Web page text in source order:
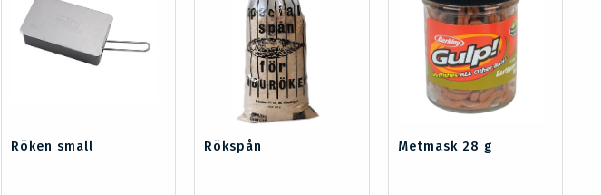
Röken small Rökspån Metmask 28 g